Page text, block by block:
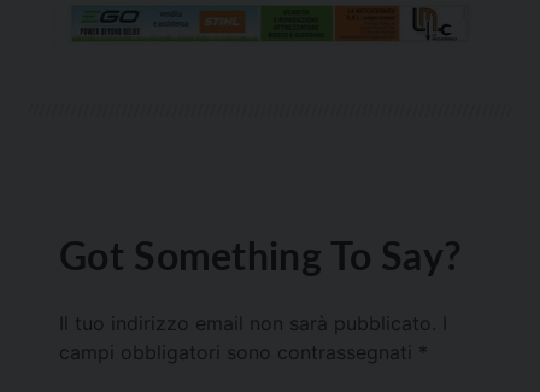
Got Something To Say?
Il tuo indirizzo email non sarà pubblicato.
campi obbligatori sono contrassegnati *